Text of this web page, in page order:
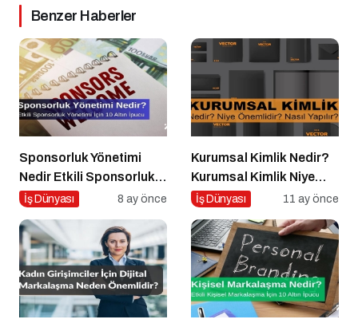
Benzer Haberler
Sponsorluk Yönetimi
Nedir Etkili Sponsorluk
Yönetimi İçin 10 Altın
İş Dünyası 8 ay önce
Kurumsal Kimlik Nedir?
Kurumsal Kimlik Niye
Önemlidir? Kurumsal
İş Dünyası 11 ay önce